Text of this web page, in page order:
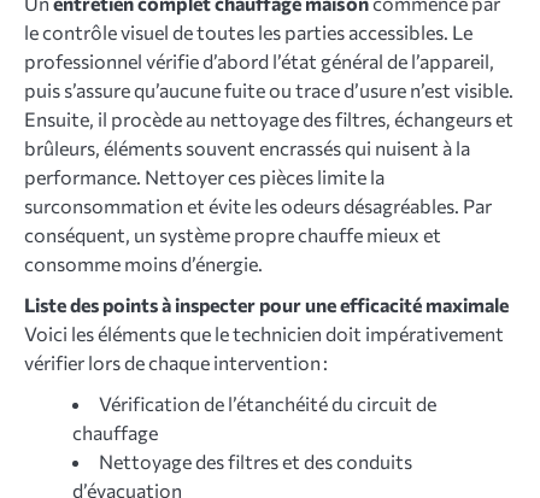
le contrôle visuel de toutes les parties accessibles. Le
professionnel vérifie d’abord l’état général de l’appareil,
puis s’assure qu’aucune fuite ou trace d’usure n’est visible.
Ensuite, il procède au nettoyage des filtres, échangeurs et
brûleurs, éléments souvent encrassés qui nuisent à la
performance. Nettoyer ces pièces limite la
surconsommation et évite les odeurs désagréables. Par
conséquent, un système propre chauffe mieux et
consomme moins d’énergie.
Liste des points à inspecter pour une efficacité maximale
Voici les éléments que le technicien doit impérativement
vérifier lors de chaque intervention :
Vérification de l’étanchéité du circuit de
chauffage
Nettoyage des filtres et des conduits
d’évacuation